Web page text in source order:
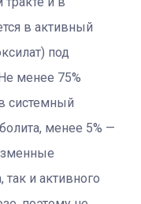
в активный
под
менее 75%
системный
менее 5% —
так и активного